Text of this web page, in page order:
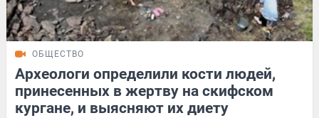
ОБЩЕСТВО
Археологи определили кости людей,
принесенных в жертву на скифском
кургане, и выясняют их диету